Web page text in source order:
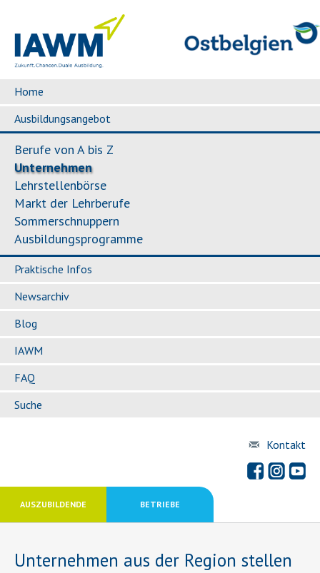
Home
Ausbildungsangebot
Berufe von A bis Z
Unternehmen
Lehrstellenbörse
Markt der Lehrberufe
Sommerschnuppern
Ausbildungsprogramme
Praktische Infos
Newsarchiv
Blog
IAWM
FAQ
Suche
Kontakt
AUSZUBILDENDE BETRIEBE
Unternehmen aus der Region stellen